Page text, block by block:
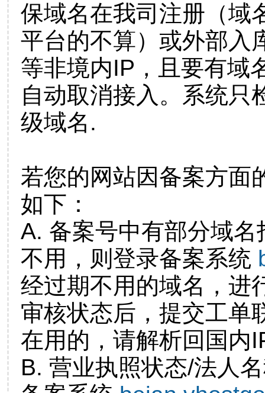
保域名在我司注册（域
平台的不算）或外部入
等非境内IP，且要有域
自动取消接入。系统只
级域名.
若您的网站因备案方面
如下：
A. 备案号中有部分域
不用，则登录备案系统
经过期不用的域名，进
审核状态后，提交工单
在用的，请解析回国内
B. 营业执照状态/法人